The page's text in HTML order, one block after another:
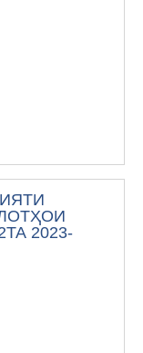
2023-